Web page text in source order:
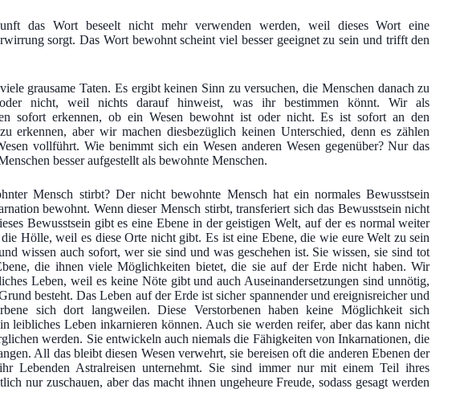
das Wort beseelt nicht mehr verwenden werden, weil dieses Wort eine
sorgt. Das Wort bewohnt scheint viel besser geeignet zu sein und trifft den
grausame Taten. Es ergibt keinen Sinn zu versuchen, die Menschen danach zu
nicht, weil nichts darauf hinweist, was ihr bestimmen könnt. Wir als
sofort erkennen, ob ein Wesen bewohnt ist oder nicht. Es ist sofort an den
erkennen, aber wir machen diesbezüglich keinen Unterschied, denn es zählen
vollführt. Wie benimmt sich ein Wesen anderen Wesen gegenüber? Nur das
besser aufgestellt als bewohnte Menschen.
Mensch stirbt? Der nicht bewohnte Mensch hat ein normales Bewusstsein
bewohnt. Wenn dieser Mensch stirbt, transferiert sich das Bewusstsein nicht
Bewusstsein gibt es eine Ebene in der geistigen Welt, auf der es normal weiter
Hölle, weil es diese Orte nicht gibt. Es ist eine Ebene, die wie eure Welt zu sein
wissen auch sofort, wer sie sind und was geschehen ist. Sie wissen, sie sind tot
die ihnen viele Möglichkeiten bietet, die sie auf der Erde nicht haben. Wir
Leben, weil es keine Nöte gibt und auch Auseinandersetzungen sind unnötig,
besteht. Das Leben auf der Erde ist sicher spannender und ereignisreicher und
sich dort langweilen. Diese Verstorbenen haben keine Möglichkeit sich
leibliches Leben inkarnieren können. Auch sie werden reifer, aber das kann nicht
werden. Sie entwickeln auch niemals die Fähigkeiten von Inkarnationen, die
All das bleibt diesen Wesen verwehrt, sie bereisen oft die anderen Ebenen der
Lebenden Astralreisen unternehmt. Sie sind immer nur mit einem Teil ihres
nur zuschauen, aber das macht ihnen ungeheure Freude, sodass gesagt werden